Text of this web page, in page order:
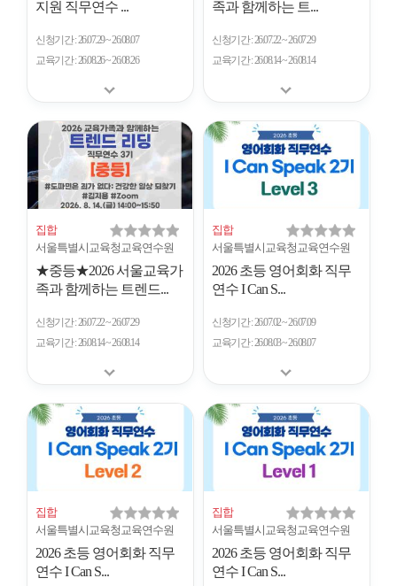
지원 직무연수 ...
신청기간 26.07.29 ~ 26.08.07
교육기간 26.08.26 ~ 26.08.26
족과 함께하는 트...
신청기간 26.07.22 ~ 26.07.29
교육기간 26.08.14 ~ 26.08.14
집합
서울특별시교육청교육연수원
★중등★2026 서울교육가
족과 함께하는 트렌드...
신청기간 26.07.22 ~ 26.07.29
교육기간 26.08.14 ~ 26.08.14
집합
서울특별시교육청교육연수원
2026 초등 영어회화 직무
연수 I Can S...
신청기간 26.07.02 ~ 26.07.09
교육기간 26.08.03 ~ 26.08.07
집합
서울특별시교육청교육연수원
2026 초등 영어회화 직무
연수 I Can S...
집합
서울특별시교육청교육연수원
2026 초등 영어회화 직무
연수 I Can S...